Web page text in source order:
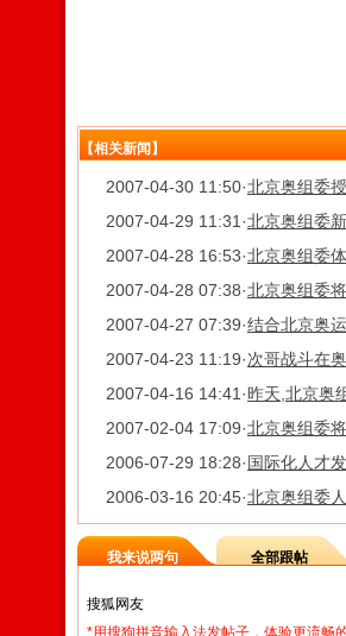
【相关新闻】
2007-04-30 11:50·北京奥组委
2007-04-29 11:31 ·北京奥组委
2007-04-28 16:53·北京奥组委
2007-04-28 07:38·北京奥组委
2007-04-27 07:39·结合北京奥
2007-04-23 11:19·次哥战斗在
2007-04-16 14:41 ·昨天,北京奥
2007-02-04 17:09·北京奥组委
2006-07-29 18:28· 国际化人才
2006-03-16 20:45·北京奥组委
我来说两句 全部跟帖
*用搜狗拼音输入法发帖子，体验更流畅